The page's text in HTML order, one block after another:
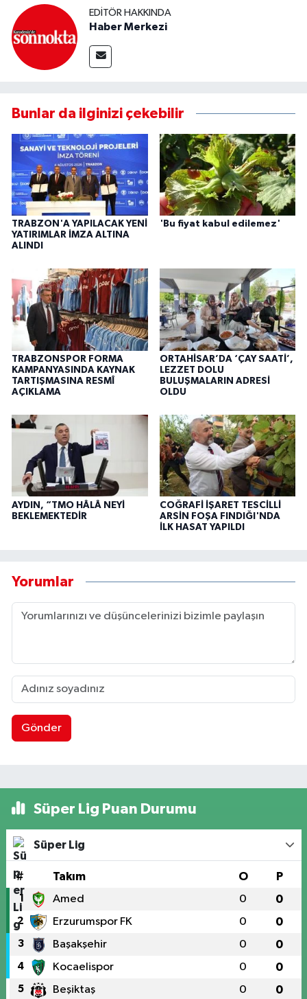
EDITÖR HAKKINDA
Haber Merkezi
Bunlar da ilginizi çekebilir
TRABZON'A YAPILACAK YENİ
YATIRIMLAR İMZA ALTINA
ALINDI
'Bu fiyat kabul edilemez'
TRABZONSPOR FORMA
KAMPANYASINDA KAYNAK
TARTIŞMASINA RESMÎ
AÇIKLAMA
ORTAHİSAR’DA ‘ÇAY SAATİ’,
LEZZET DOLU
BULUŞMALARIN ADRESİ
OLDU
AYDIN, “TMO HÂLÂ NEYİ
BEKLEMEKTEDİR
COĞRAFİ İŞARET TESCİLLİ
ARSİN FOŞA FINDIĞI'NDA
İLK HASAT YAPILDI
Yorumlar
Gönder
Süper Lig Puan Durumu
Süper Lig
# Takım O P
1 Amed 0 0
2 Erzurumspor FK 0 0
3 Başakşehir 0 0
4 Kocaelispor 0 0
5 Beşiktaş 0 0